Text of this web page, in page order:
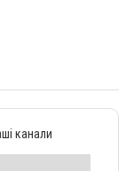
канали